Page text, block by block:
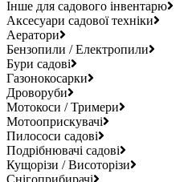
Інше для садового інвентарю
Аксесуари садової техніки
Аератори
Бензопили / Електропили
Бури садові
Газонокосарки
Дроворуби
Мотокоси / Тримери
Мотооприскувачі
Пилососи садові
Подрібнювачі садові
Кущорізи / Висоторізи
Снігоприбирачі